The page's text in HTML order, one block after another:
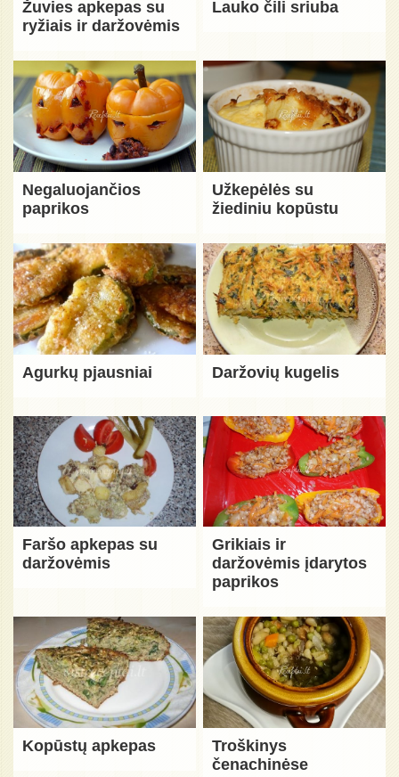
Žuvies apkepas su
ryžiais ir daržovėmis
Lauko čili sriuba
Negaluojančios
paprikos
Užkepėlės su
žiediniu kopūstu
Agurkų pjausniai Daržovių kugelis
Faršo apkepas su
daržovėmis
Grikiais ir
daržovėmis įdarytos
paprikos
Kopūstų apkepas
Troškinys
čenachinėse